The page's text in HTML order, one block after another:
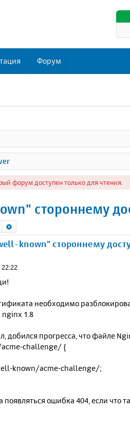
Форум
форум доступен только для чтения.
стороннему
Поиск
known" стороннему
необходимо
1.8
добился прогресса, что файле
challenge/ {
known/acme-challenge/;
появляться ошибка 404, если